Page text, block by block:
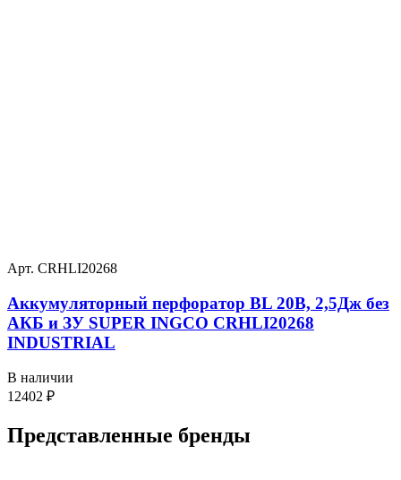
Арт. CRHLI20268
Аккумуляторный перфоратор BL 20В, 2,5Дж без
АКБ и ЗУ SUPER INGCO CRHLI20268
INDUSTRIAL
В наличии
12402 ₽
Представленные бренды